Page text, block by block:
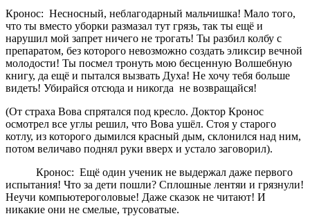
Кронос: Несносный, неблагодарный мальчишка! Мало того,
что ты вместо уборки размазал тут грязь, так ты ещё и
нарушил мой запрет ничего не трогать! Ты разбил колбу с
препаратом, без которого невозможно создать эликсир вечной
молодости! Ты посмел тронуть мою бесценную Волшебную
книгу, да ещё и пытался вызвать Духа! Не хочу тебя больше
видеть! Убирайся отсюда и никогда не возвращайся!
(От страха Вова спрятался под кресло. Доктор Кронос
осмотрел все углы решил, что Вова ушёл. Стоя у старого
котлу, из которого дымился красный дым, склонился над ним,
потом величаво поднял руки вверх и устало заговорил).
Кронос: Ещё один ученик не выдержал даже первого
испытания! Что за дети пошли? Сплошные лентяи и грязнули!
Неучи компьютероголовые! Даже сказок не читают! И
никакие они не смелые, трусоватые.